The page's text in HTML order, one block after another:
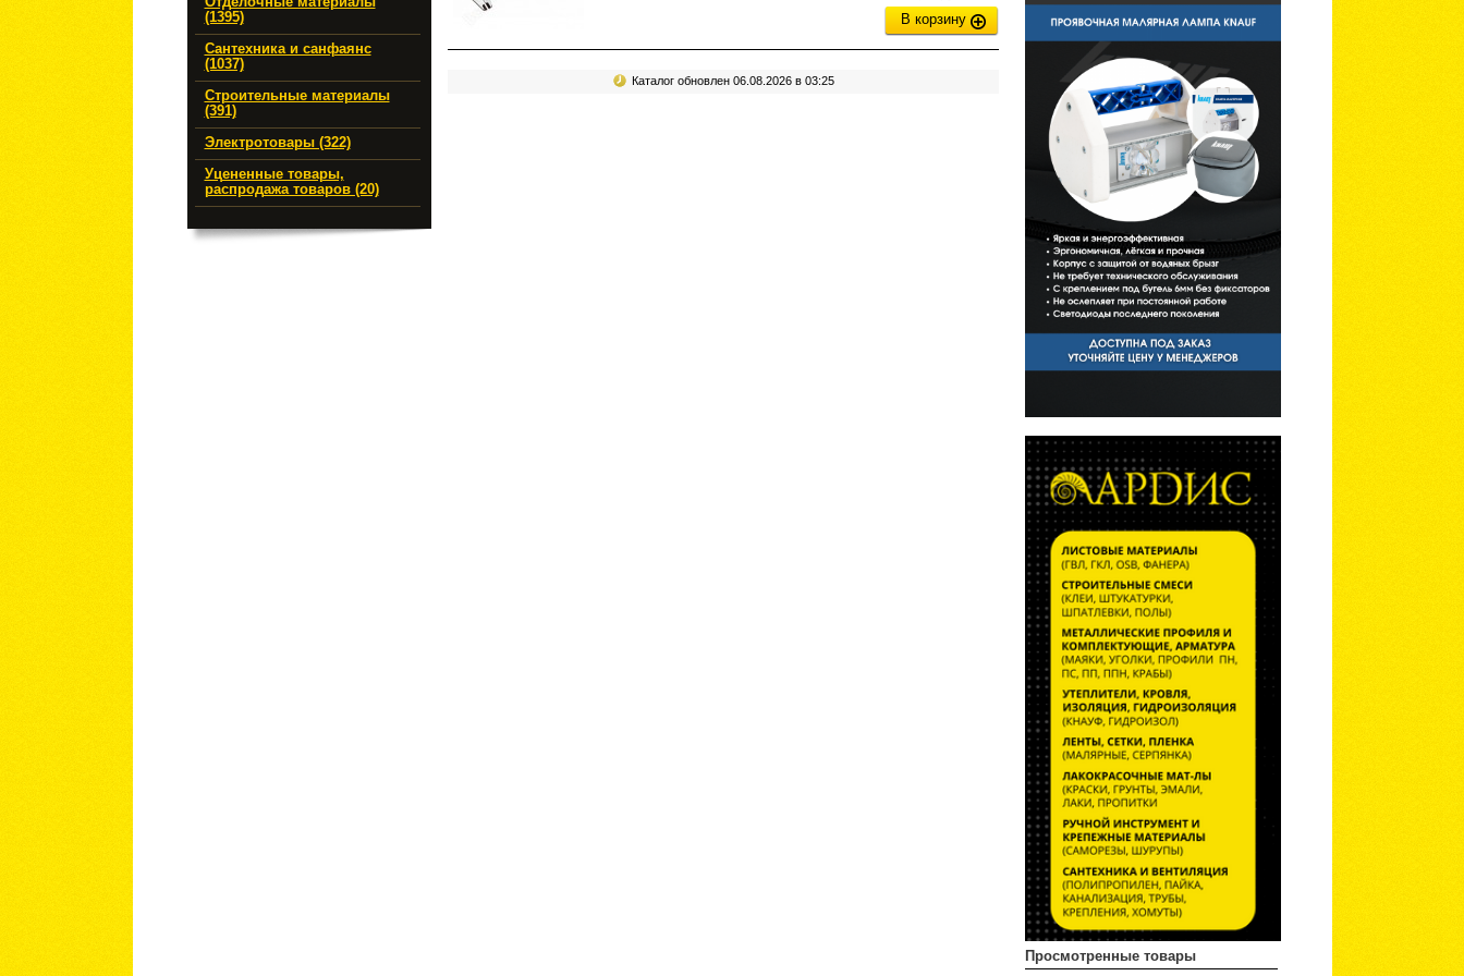
Просмотренные товары
(1395)
Сантехника и санфаянс
(1037)
Строительные материалы
(391)
Электротовары (322)
Уцененные товары,
распродажа товаров (20)
В корзину
Каталог обновлен 06.08.2026 в 03:25